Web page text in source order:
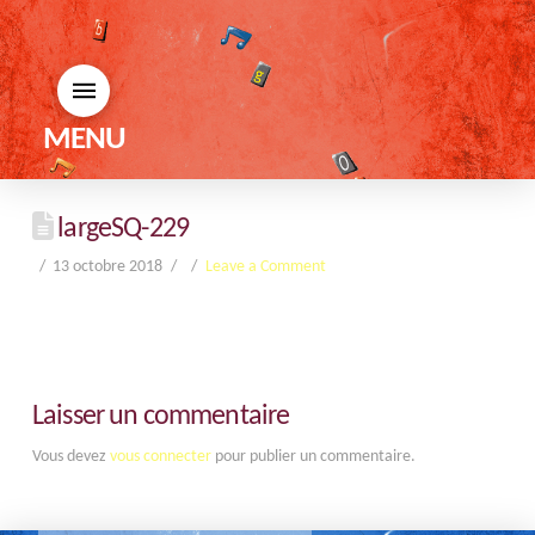
MENU
largeSQ-229
13 octobre 2018 Leave a Comment
Laisser un commentaire
Vous devez vous connecterpour publier un commentaire.